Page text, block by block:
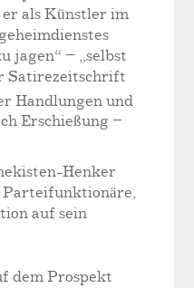
als Künstler im
jagen“ – „selbst
Satirezeitschrift
Handlungen und
Erschießung –
Henker
Parteifunktionäre,
auf sein
dem Prospekt